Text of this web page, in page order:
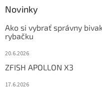
Novinky
Ako si vybrať správny
rybačku
20.6.2026
ZFISH APOLLON X3
17.6.2026